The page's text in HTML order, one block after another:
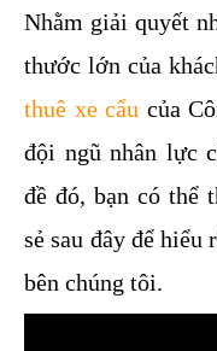
Nhằm giải quyết
thước lớn của
thuê xe cẩu của
đội ngũ nhân lực
đề đó, bạn có thể
sẻ sau đây để
bên chúng tôi.